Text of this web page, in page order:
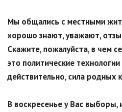
Мы общались с местными
хорошо знают, уважают,
Скажите, пожалуйста, в чем
это политические технологии
действительно, сила родных
В воскресенье у Вас выборы,